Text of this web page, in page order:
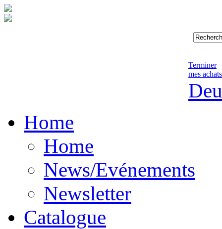
Terminer
mes
Home
Home
News/Evénements
Newsletter
Catalogue